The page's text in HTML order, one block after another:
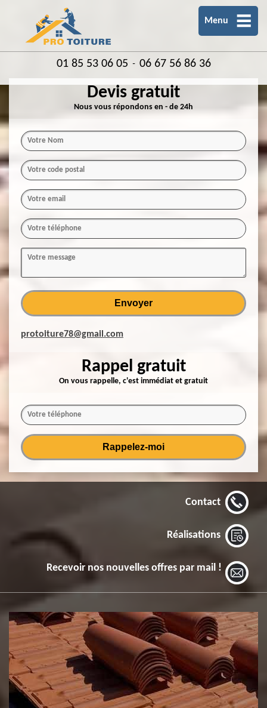
Menu
01 85 53 06 05 - 06 67 56 86 36
Devis gratuit
Nous vous répondons en - de 24h
protoiture78@gmail.com
Rappel gratuit
On vous rappelle, c'est immédiat et gratuit
Contact
Réalisations
Recevoir nos nouvelles offres par mail !